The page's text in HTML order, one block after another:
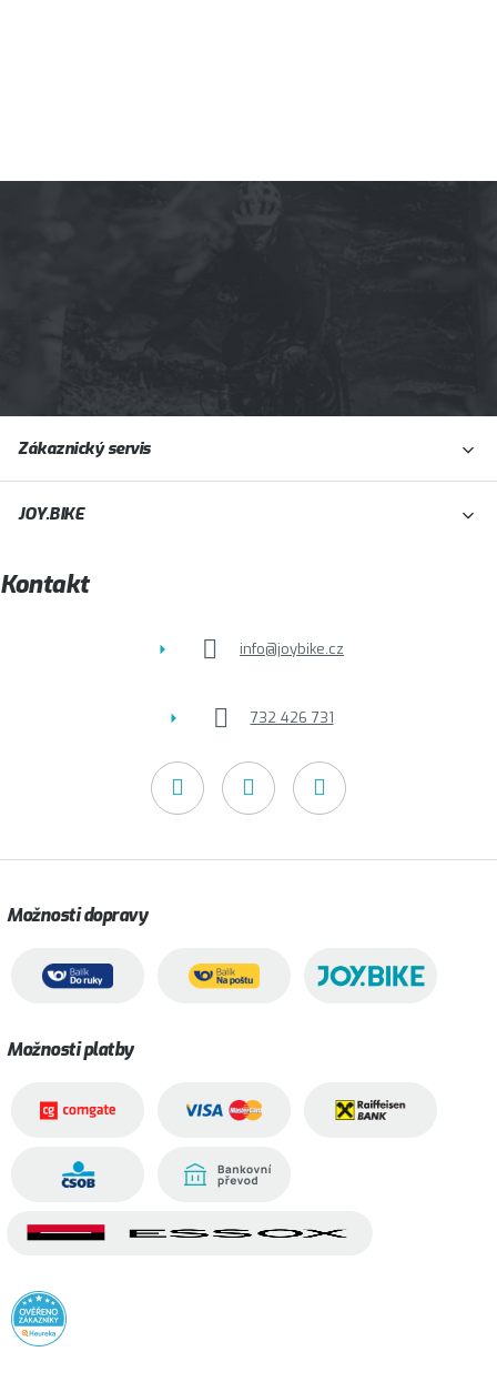
t
í
Zákaznický servis
JOY.BIKE
Kontakt
info@joybike.cz
732 426 731
Možnosti dopravy
Možnosti platby